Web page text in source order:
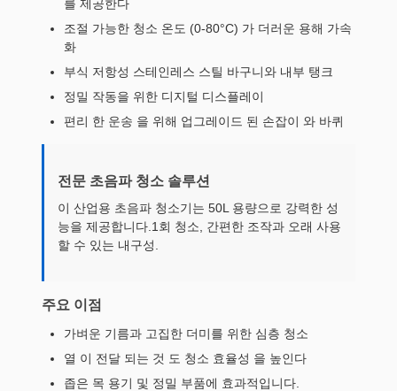
를 제공한다
조절 가능한 청소 온도 (0-80°C) 가 더러운 용해 가속
화
부식 저항성 스테인레스 스틸 바구니와 내부 탱크
정밀 작동을 위한 디지털 디스플레이
편리 한 운송 을 위해 업그레이드 된 손잡이 와 바퀴
전문 초음파 청소 솔루션
이 산업용 초음파 청소기는 50L 용량으로 강력한 성
능을 제공합니다.1회 청소, 간편한 조작과 오래 사용
할 수 있는 내구성.
주요 이점
가벼운 기름과 고집한 더미를 위한 심층 청소
열 이 전달 되는 것 도 청소 효율성 을 높인다
좁은 목 용기 및 정밀 부품에 효과적입니다.